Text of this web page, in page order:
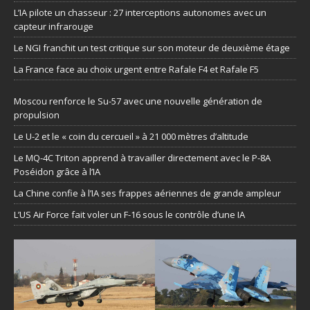
L’IA pilote un chasseur : 27 interceptions autonomes avec un
capteur infrarouge
Le NGI franchit un test critique sur son moteur de deuxième étage
La France face au choix urgent entre Rafale F4 et Rafale F5
Moscou renforce le Su-57 avec une nouvelle génération de
propulsion
Le U-2 et le « coin du cercueil » à 21 000 mètres d’altitude
Le MQ-4C Triton apprend à travailler directement avec le P-8A
Poséidon grâce à l’IA
La Chine confie à l’IA ses frappes aériennes de grande ampleur
L’US Air Force fait voler un F-16 sous le contrôle d’une IA